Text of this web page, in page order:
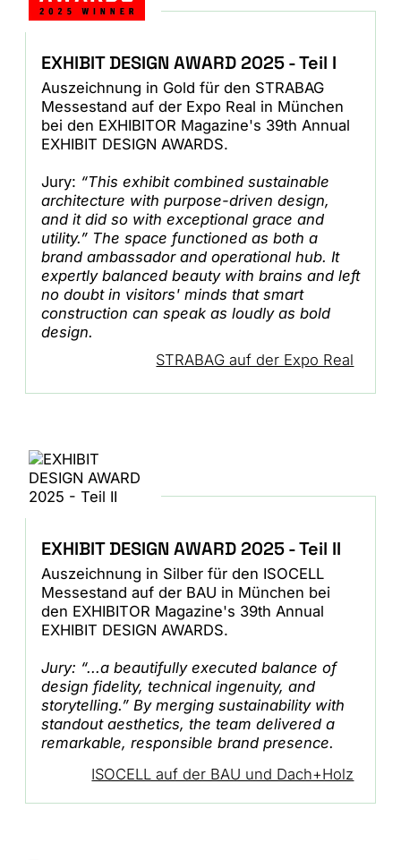
EXHIBIT DESIGN AWARD 2025 - Teil I
Auszeichnung in Gold für den STRABAG
Messestand auf der Expo Real in München
bei den EXHIBITOR Magazine's 39th Annual
EXHIBIT DESIGN AWARDS.
Jury: “This exhibit combined sustainable
architecture with purpose-driven design,
and it did so with exceptional grace and
utility.” The space functioned as both a
brand ambassador and operational hub. It
expertly balanced beauty with brains and left
no doubt in visitors' minds that smart
construction can speak as loudly as bold
design.
STRABAG auf der Expo Real
EXHIBIT DESIGN AWARD 2025 - Teil II
Auszeichnung in Silber für den ISOCELL
Messestand auf der BAU in München bei
den EXHIBITOR Magazine's 39th Annual
EXHIBIT DESIGN AWARDS.
Jury: “...a beautifully executed balance of
design fidelity, technical ingenuity, and
storytelling.” By merging sustainability with
standout aesthetics, the team delivered a
remarkable, responsible brand presence.
ISOCELL auf der BAU und Dach+Holz